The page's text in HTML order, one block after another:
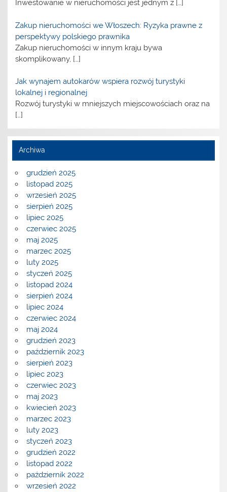
Inwestowanie w nieruchomości jest jednym z […]
Zakup nieruchomości we Włoszech: Ryzyka prawne z
perspektywy polskiego prawnika
Zakup nieruchomości w innym kraju bywa
skomplikowany, […]
Jak wynajem autokarów wspiera rozwój turystyki
lokalnej i regionalnej
Rozwój turystyki w mniejszych miejscowościach oraz na
[…]
Archiwa
grudzień 2025
listopad 2025
wrzesień 2025
sierpień 2025
lipiec 2025
czerwiec 2025
maj 2025
marzec 2025
luty 2025
styczeń 2025
listopad 2024
sierpień 2024
lipiec 2024
czerwiec 2024
maj 2024
grudzień 2023
październik 2023
sierpień 2023
lipiec 2023
czerwiec 2023
maj 2023
kwiecień 2023
marzec 2023
luty 2023
styczeń 2023
grudzień 2022
listopad 2022
październik 2022
wrzesień 2022